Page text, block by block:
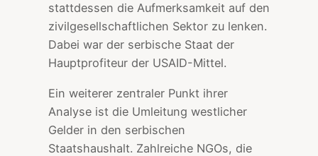
stattdessen die Aufmerksamkeit auf den
zivilgesellschaftlichen Sektor zu lenken.
Dabei war der serbische Staat der
Hauptprofiteur der USAID-Mittel.
Ein weiterer zentraler Punkt ihrer
Analyse ist die Umleitung westlicher
Gelder in den serbischen
Staatshaushalt. Zahlreiche NGOs, die